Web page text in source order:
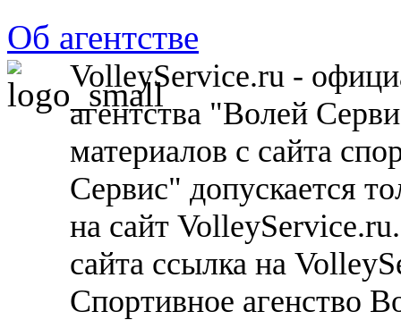
Об агентстве
VolleyService.ru -
агентства "Волей
материалов с сайта
Сервис" допускается
на сайт
сайта ссылка на
Спортивное агенство